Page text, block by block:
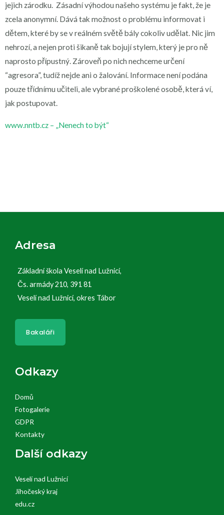
jejich zárodku. Zásadní výhodou našeho systému je fakt, že je
zcela anonymní. Dává tak možnost o problému informovat i
dětem, které by se v reálném světě bály cokoliv udělat. Nic jim
nehrozí, a nejen proti šikaně tak bojují stylem, který je pro ně
naprosto přípustný. Zároveň po nich nechceme určení
“agresora”, tudíž nejde ani o žalování. Informace není podána
pouze třídnímu učiteli, ale vybrané proškolené osobě, která ví,
jak postupovat.
www.nntb.cz – „Nenech to být“
Adresa
Základní škola Veselí nad Lužnicí,
Čs. armády 210, 391 81
Veselí nad Lužnicí, okres Tábor
Bakaláři
Odkazy
Domů
Fotogalerie
GDPR
Kontakty
Další odkazy
Veselí nad Lužnicí
Jihočeský kraj
edu.cz